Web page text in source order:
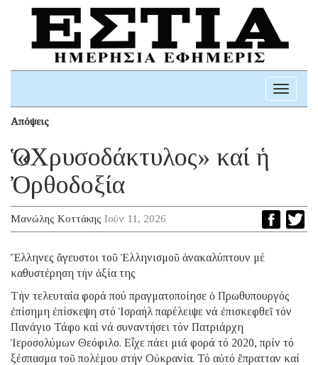
Toggle
Απόψεις
Ὁ «Χρυσοδάκτυλος» καί ἡ
Ὀρθοδοξία
Μανώλης Κοττάκης Ιούν 11, 2026
Ἕλληνες ἄγευστοι τοῦ Ἑλληνισμοῦ ἀνακαλύπτουν μέ
καθυστέρηση τήν ἀξία της
Τήν τελευταία φορά πού πραγματοποίησε ὁ Πρωθυπουργός
ἐπίσημη ἐπίσκεψη στό Ἰσραήλ παρέλειψε νά ἐπισκεφθεῖ τόν
Πανάγιο Τάφο καί νά συναντήσει τόν Πατριάρχη
Ἱεροσολύμων Θεόφιλο. Εἶχε πάει μιά φορά τό 2020, πρίν τό
ξέσπασμα τοῦ πολέμου στήν Οὐκρανία. Τό αὐτό ἔπρατταν καί